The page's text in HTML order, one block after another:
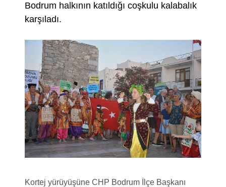
Bodrum halkının katıldığı coşkulu kalabalık
karşıladı.
Kortej yürüyüşüne CHP Bodrum İlçe Başkanı